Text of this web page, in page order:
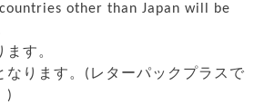
other than Japan will be
す。
ります。(レターパックプラスで
)